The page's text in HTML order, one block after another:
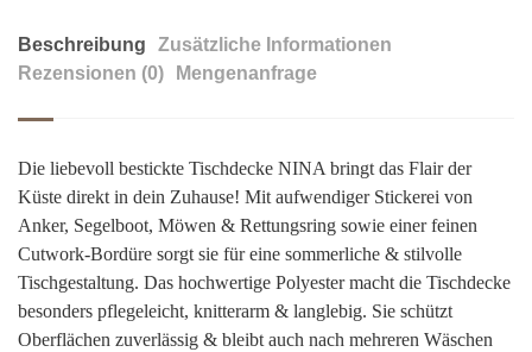
Beschreibung
Zusätzliche Informationen
Rezensionen (0)
Mengenanfrage
Die liebevoll bestickte Tischdecke NINA bringt das Flair der
Küste direkt in dein Zuhause! Mit aufwendiger Stickerei von
Anker, Segelboot, Möwen & Rettungsring sowie einer feinen
Cutwork-Bordüre sorgt sie für eine sommerliche & stilvolle
Tischgestaltung. Das hochwertige Polyester macht die Tischdecke
besonders pflegeleicht, knitterarm & langlebig. Sie schützt
Oberflächen zuverlässig & bleibt auch nach mehreren Wäschen